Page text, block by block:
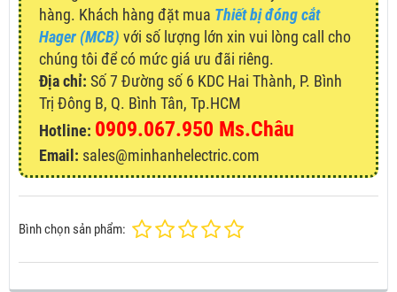
hàng. Khách hàng đặt mua Thiết bị đóng cắt
Hager (MCB) với số lượng lớn xin vui lòng call cho
chúng tôi để có mức giá ưu đãi riêng.
Địa chỉ: Số 7 Đường số 6 KDC Hai Thành, P. Bình
Trị Đông B, Q. Bình Tân, Tp.HCM
Hotline: 0909.067.950 Ms.Châu
Email: sales@minhanhelectric.com
Bình chọn sản phẩm: